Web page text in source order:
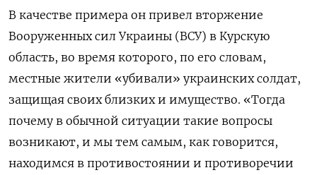
В качестве примера он привел вторжение
Вооруженных сил Украины (ВСУ) в Курскую
область, во время которого, по его словам,
местные жители «убивали» украинских солдат,
защищая своих близких и имущество. «Тогда
почему в обычной ситуации такие вопросы
возникают, и мы тем самым, как говорится,
находимся в противостоянии и противоречии